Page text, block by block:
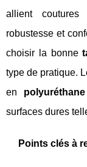
allient coutures
robustesse et
choisir la bonne
type de pratique.
en polyuréthane
surfaces dures
Points clés à